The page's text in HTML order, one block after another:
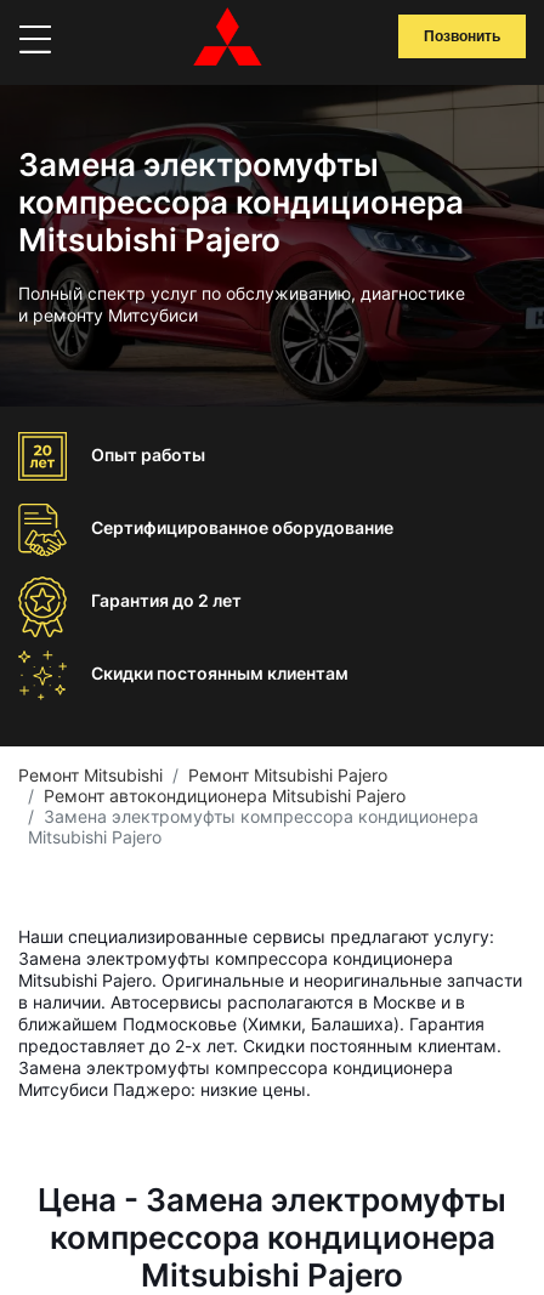
Позвонить
Замена электромуфты
компрессора кондиционера
Mitsubishi Pajero
Полный спектр услуг по обслуживанию, диагностике
и ремонту Митсубиси
Опыт работы
Сертифицированноеоборудование
Гарантиядо 2 лет
Скидки постоянным клиентам
Ремонт Mitsubishi
Ремонт Mitsubishi Pajero
Ремонт автокондиционера Mitsubishi Pajero
Замена электромуфты компрессора кондиционера
Mitsubishi Pajero
Наши специализированные сервисы предлагают услугу:
Замена электромуфты компрессора кондиционера
Mitsubishi Pajero. Оригинальные и неоригинальные запчасти
в наличии. Автосервисы располагаются в Москве и в
ближайшем Подмосковье (Химки, Балашиха). Гарантия
предоставляет до 2-х лет. Скидки постоянным клиентам.
Замена электромуфты компрессора кондиционера
Митсубиси Паджеро: низкие цены.
Цена - Замена электромуфты
компрессора кондиционера
Mitsubishi Pajero